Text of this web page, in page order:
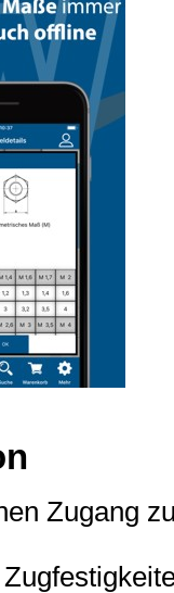
Zugang